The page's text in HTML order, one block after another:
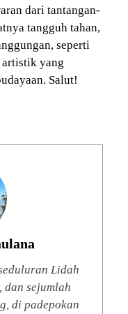
dari tantangan-
tangguh tahan,
seperti
artistik yang
Salut!
Lidah
dan sejumlah
di padepokan